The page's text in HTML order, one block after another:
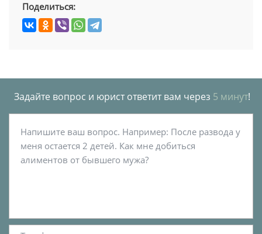
Поделиться:
Задайте вопрос и юрист ответит вам через 5 минут!